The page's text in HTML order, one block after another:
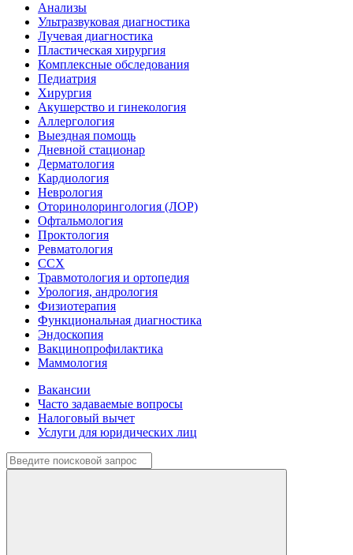
Анализы
Ультразвуковая диагностика
Лучевая диагностика
Пластическая хирургия
Комплексные обследования
Педиатрия
Хирургия
Акушерство и гинекология
Аллергология
Выездная помощь
Дневной стационар
Дерматология
Кардиология
Неврология
Оторинолорингология (ЛОР)
Офтальмология
Проктология
Ревматология
ССХ
Травмотология и ортопедия
Урология, андрология
Физиотерапия
Функциональная диагностика
Эндоскопия
Вакцинопрофилактика
Маммология
Вакансии
Часто задаваемые вопросы
Налоговый вычет
Услуги для юридических лиц